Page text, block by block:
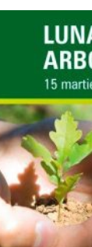
[…]